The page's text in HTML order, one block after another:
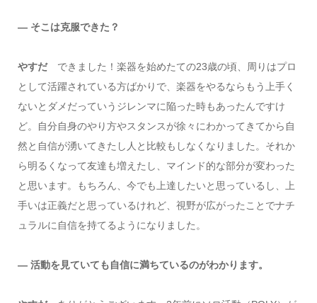
― そこは克服できた？
やすだ できました！楽器を始めたての23歳の頃、周りはプロ
として活躍されている方ばかりで、楽器をやるならもう上手く
ないとダメだっていうジレンマに陥った時もあったんですけ
ど。自分自身のやり方やスタンスが徐々にわかってきてから自
然と自信が湧いてきたし人と比較もしなくなりました。それか
ら明るくなって友達も増えたし、マインド的な部分が変わった
と思います。もちろん、今でも上達したいと思っているし、上
手いは正義だと思っているけれど、視野が広がったことでナチ
ュラルに自信を持てるようになりました。
― 活動を見ていても自信に満ちているのがわかります。